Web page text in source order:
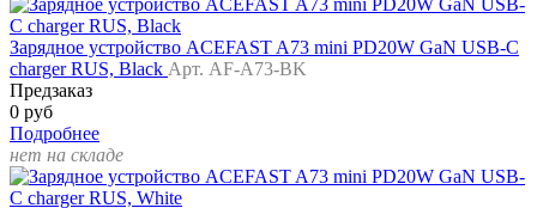
Зарядное устройство ACEFAST A73 mini PD20W GaN USB-C
charger RUS, Black Арт. AF-A73-BK
Предзаказ
0 руб
Подробнее
нет на складе